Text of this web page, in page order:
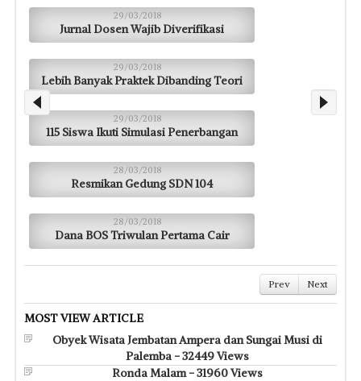
29/03/2018
Jurnal Dosen Wajib Diverifikasi
29/03/2018
Lebih Banyak Praktek Dibanding Teori
29/03/2018
115 Siswa Ikuti Simulasi Penerbangan
28/03/2018
Resmikan Gedung SDN 104
28/03/2018
Dana BOS Triwulan Pertama Cair
Prev Next
MOST VIEW ARTICLE
Obyek Wisata Jembatan Ampera dan Sungai Musi di
Palemba - 32449 Views
Ronda Malam - 31960 Views